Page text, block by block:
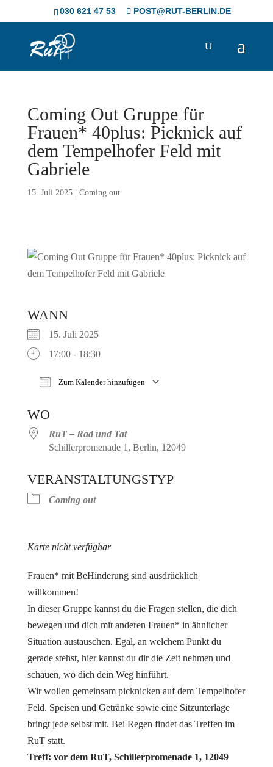
030 621 47 53 POST@RUT-BERLIN.DE
Coming Out Gruppe für
Frauen* 40plus: Picknick auf
dem Tempelhofer Feld mit
Gabriele
15. Juli 2025| Coming out
WANN
15. Juli 2025
17:00 - 18:30
Zum Kalender hinzufügen
WO
RuT – Rad und Tat
Schillerpromenade 1, Berlin, 12049
VERANSTALTUNGSTYP
Coming out
Karte nicht verfügbar
Frauen* mit BeHinderung sind ausdrücklich
willkommen!
In dieser Gruppe kannst du die Fragen stellen, die dich
bewegen und dich mit anderen Frauen* in ähnlicher
Situation austauschen. Egal, an welchem Punkt du
gerade stehst, hier kannst du dir die Zeit nehmen und
schauen, wo dich dein Weg hinführt.
Wir wollen gemeinsam picknicken auf dem Tempelhofer
Feld. Speisen und Getränke sowie eine Sitzunterlage
bringt jede selbst mit. Bei Regen findet das Treffen im
RuT statt.
Treff: vor dem RuT, Schillerpromenade 1, 12049